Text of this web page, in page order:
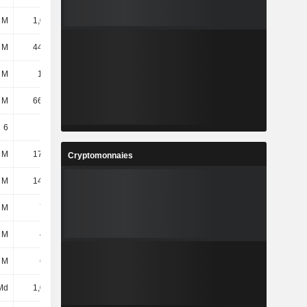
1,09 Md
44,49 M
1,66 M
66,46 M
6
17,71 M 16,57 M
14,03 M
790 M
456 M
608 M
1,08 Md
Cryptomonnaies